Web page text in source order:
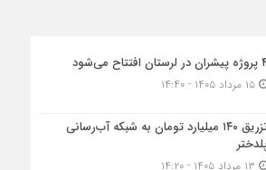
افتتاح می‌شود
۱۵ مرداد ۱۴۰۵ - ۱۴:۴۰
تزریق ۱۴۰ میلیارد تومان به شبکه آب‌رسانی